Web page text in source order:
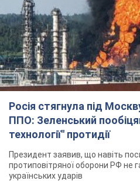
Росія стягнула під
ППО: Зеленський
технології" протидії
Президент заявив, що навіть
протиповітряної оборони РФ не
українських ударів